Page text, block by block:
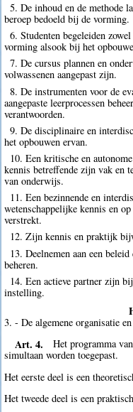
5. De inhoud en de methode
beroep bedoeld bij de vorming.
6. Studenten begeleiden
vorming alsook bij het
7. De cursus plannen en
volwassenen aangepast zijn.
8. De instrumenten voor de
aangepaste leerprocessen
verantwoorden.
9. De disciplinaire en
het opbouwen ervan.
10. Een kritische en
kennis betreffende zijn vak en
van onderwijs.
11. Een bezinnende en
wetenschappelijke kennis en
verstrekt.
12. Zijn kennis en praktijk
13. Deelnemen aan een
beheren.
14. Een actieve partner zijn
instelling.
3. - De algemene organisatie
Art. 4.
Het programma
simultaan worden toegepast.
Het eerste deel is een
Het tweede deel is een